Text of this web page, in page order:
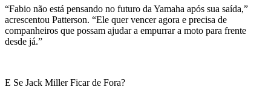
“Fabio não está pensando no futuro da Yamaha após sua saída,”
acrescentou Patterson. “Ele quer vencer agora e precisa de
companheiros que possam ajudar a empurrar a moto para frente
desde já.”
E Se Jack Miller Ficar de Fora?